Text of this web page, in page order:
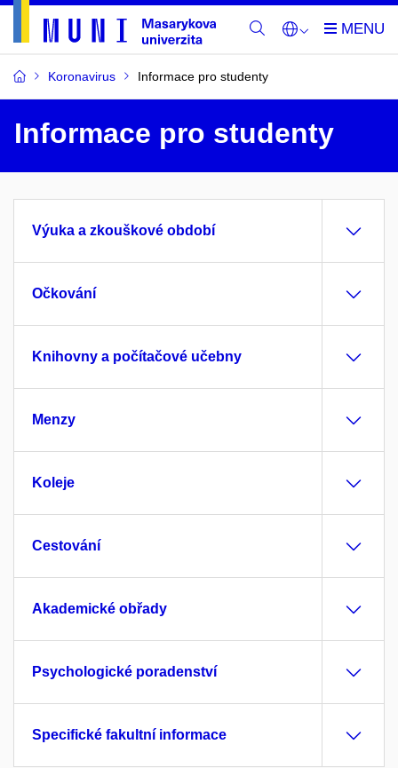
Koronavirus Informace pro studenty
Informace pro studenty
Výuka a zkouškové období
Očkování
Knihovny a počítačové učebny
Menzy
Koleje
Cestování
Akademické obřady
Psychologické poradenství
Specifické fakultní informace